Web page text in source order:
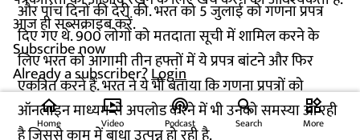
आज ही सब्सक्राइब करें.
Subscribe now
Already a subscriber?Login
और पांच दिनों की देरी की. भरत को 5 जुलाई को गणना प्रपत्र
दिए गए थे. 900 लोगों को मतदाता सूची में शामिल करने के
लिए भरत को आगामी तीन हफ्तों में ये प्रपत्र बांटने और फिर
एकत्रित करने हैं. भरत ने ये भी बताया कि गणना प्रपत्रों को
ऑनलाइन माध्यम से अपलोड करने में भी उनको समस्या आ रही
home
Home
ondemand_video
Video
podcasts
Podcast Search
widgets
More